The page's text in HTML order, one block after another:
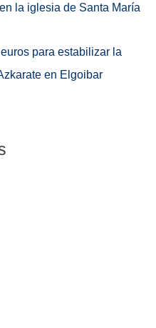
la iglesia de Santa María
para estabilizar la
en Elgoibar